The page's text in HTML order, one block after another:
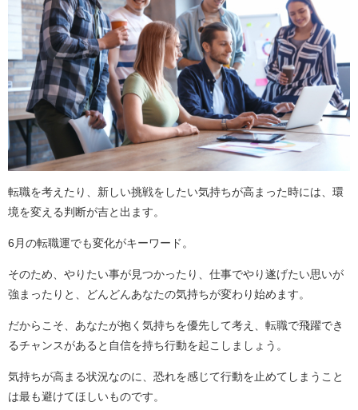
転職を考えたり、新しい挑戦をしたい気持ちが高まった時には、環
境を変える判断が吉と出ます。
6月の転職運でも変化がキーワード。
そのため、やりたい事が見つかったり、仕事でやり遂げたい思いが
強まったりと、どんどんあなたの気持ちが変わり始めます。
だからこそ、あなたが抱く気持ちを優先して考え、転職で飛躍でき
るチャンスがあると自信を持ち行動を起こしましょう。
気持ちが高まる状況なのに、恐れを感じて行動を止めてしまうこと
は最も避けてほしいものです。